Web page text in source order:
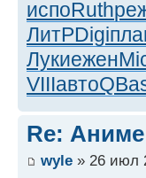
испоRuth
ЛитРDigi
Лукиежен
VIIIавто
Re:
wyle » 26 июл